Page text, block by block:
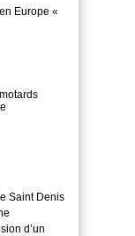
Europe «
Saint Denis
d’un